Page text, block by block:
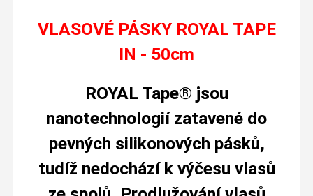
VLASOVÉ PÁSKY ROYAL TAPE
IN - 50cm
ROYAL Tape® jsou
nanotechnologií zatavené do
pevných silikonových pásků,
tudíž nedochází k výčesu vlasů